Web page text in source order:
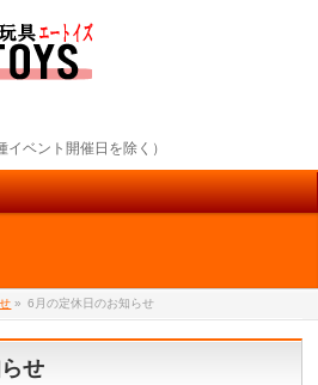
ベント開催日を除く）
» 6月の定休日のお知らせ
せ